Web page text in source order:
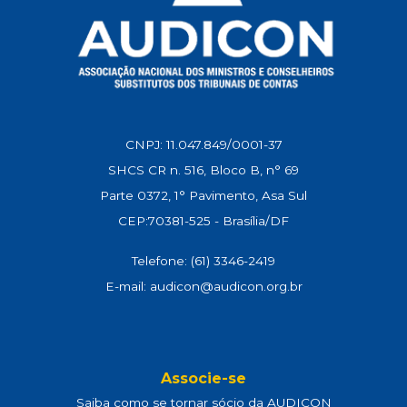
CNPJ: 11.047.849/0001-37
SHCS CR n. 516, Bloco B, n° 69
Parte 0372, 1° Pavimento, Asa Sul
CEP:70381-525 - Brasília/DF
Telefone: (61) 3346-2419
E-mail: audicon@audicon.org.br
Associe-se
Saiba como se tornar sócio da AUDICON